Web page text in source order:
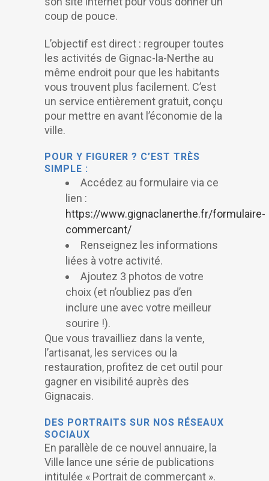
coup de pouce.
L’objectif est direct : regrouper toutes
les activités de Gignac-la-Nerthe au
même endroit pour que les habitants
vous trouvent plus facilement. C’est
un service entièrement gratuit, conçu
pour mettre en avant l’économie de la
ville.
POUR Y FIGURER ? C’EST TRÈS
SIMPLE :
Accédez au formulaire via ce
lien :
https://www.gignaclanerthe.fr/formulaire-
commercant/
Renseignez les informations
liées à votre activité.
Ajoutez 3 photos de votre
choix (et n’oubliez pas d’en
inclure une avec votre meilleur
sourire !).
Que vous travailliez dans la vente,
l’artisanat, les services ou la
restauration, profitez de cet outil pour
gagner en visibilité auprès des
Gignacais.
DES PORTRAITS SUR NOS RÉSEAUX
SOCIAUX
En parallèle de ce nouvel annuaire, la
Ville lance une série de publications
intitulée « Portrait de commerçant ».